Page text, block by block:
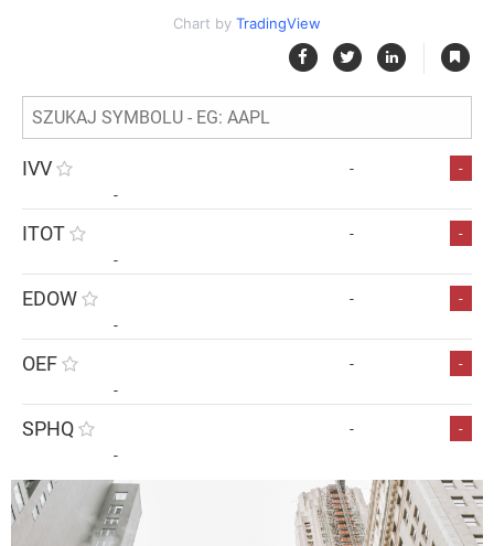
Chart by TradingView
|
IVV - -
-
ITOT - -
-
EDOW - -
-
OEF - -
-
SPHQ - -
-